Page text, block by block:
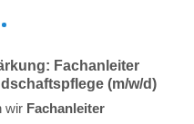
Fachanleiter
(m/w/d)
wir Fachanleiter